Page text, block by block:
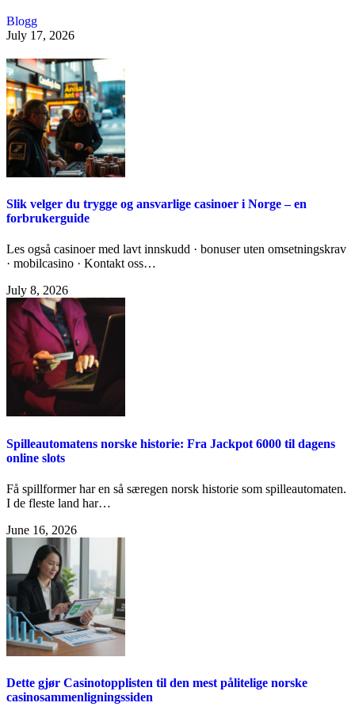
Blogg
July 17, 2026
Slik velger du trygge og ansvarlige casinoer i Norge – en
forbrukerguide
Les også casinoer med lavt innskudd · bonuser uten omsetningskrav
· mobilcasino · Kontakt oss…
July 8, 2026
Spilleautomatens norske historie: Fra Jackpot 6000 til dagens
online slots
Få spillformer har en så særegen norsk historie som spilleautomaten.
I de fleste land har…
June 16, 2026
Dette gjør Casinotopplisten til den mest pålitelige norske
casinosammenligningssiden